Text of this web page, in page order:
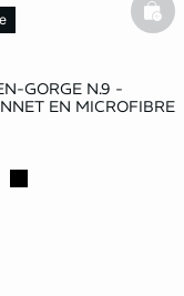
GORGE N.9 -
EN MICROFIBRE